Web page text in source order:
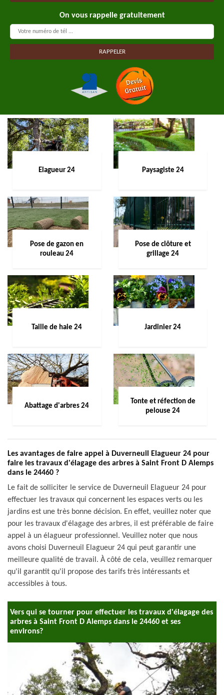
On vous rappelle gratuitement
Elagueur 24 Paysagiste 24
Pose de gazon en
rouleau 24
Pose de clôture et
grillage 24
Taille de haie 24 Jardinier 24
Abattage d'arbres 24
Tonte et réfection de
pelouse 24
Les avantages de faire appel à Duverneuil Elagueur 24 pour
faire les travaux d'élagage des arbres à Saint Front D Alemps
dans le 24460 ?
Le fait de solliciter le service de Duverneuil Elagueur 24 pour
effectuer les travaux qui concernent les espaces verts ou les
jardins est une très bonne décision. En effet, veuillez noter que
pour les travaux d'élagage des arbres, il est préférable de faire
appel à un élagueur professionnel. Veuillez noter que nous
avons choisi Duverneuil Elagueur 24 qui peut garantir une
meilleure qualité de travail. À côté de cela, veuillez remarquer
qu'il garantit qu'il propose des tarifs très intéressants et
accessibles à tous.
Vers qui se tourner pour effectuer les travaux d'élagage des
arbres à Saint Front D Alemps dans le 24460 et ses
environs?